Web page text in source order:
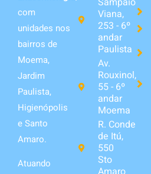
com
unidades nos
bairros de
Moema,
Jardim
Paulista,
Higienópolis
e Santo
Amaro.
Atuando
Viana,
253 - 6º
andar
Paulista
Av.
Rouxinol,
55 - 6º
andar
Moema
R. Conde
de Itú,
550
Sto